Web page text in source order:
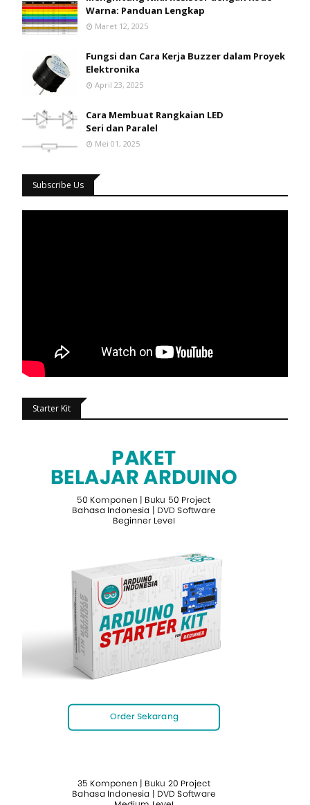
Warna: Panduan Lengkap
Maret 12, 2025
Fungsi dan Cara Kerja Buzzer dalam Proyek
Elektronika
April 23, 2025
Cara Membuat Rangkaian LED
Seri dan Paralel
Mei 01, 2025
Subscribe Us
Starter Kit